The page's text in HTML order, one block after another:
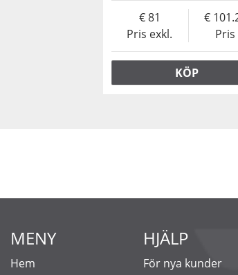
Pris exkl.
81
Pris
KÖP
MENY
Hem
HJÄLP
För nya kunder